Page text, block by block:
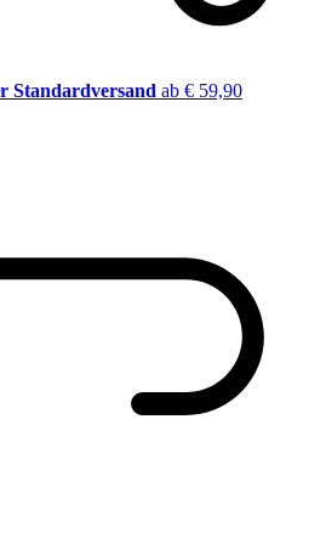
Standardversand ab € 59,90